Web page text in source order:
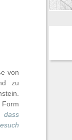
von
zu
Form
dass